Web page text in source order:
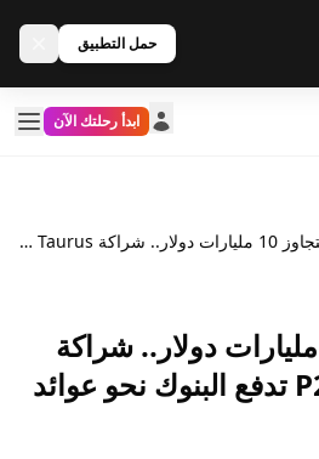
حمل التطبيق
ابدأ رحلتك الآن
بأصول تتجاوز 10 مليارات دولار.. شراكة Taurus وP2P.org تدفع البنوك نحو عوائد التخزين الرقمي
بأصول تتجاوز 10 مليارات دولار.. شراكة
Taurus وP2P.org تدفع البنوك نحو عوائد